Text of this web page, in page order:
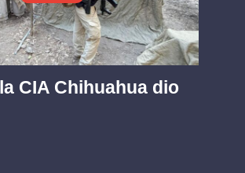
CIA Chihuahua dio